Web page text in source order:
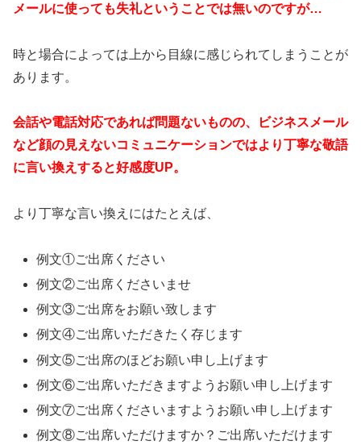
メールに使っても失礼ということでは無いのですが…
時と場合によっては上から目線に感じられてしまうことが
あります。
会話や電話対応であれば問題ないものの、ビジネスメール
など顔の見えないコミュニケーションではより丁寧な敬語
に言い換えすると好感度UP。
より丁寧な言い換えにはたとえば、
例文①ご出席ください
例文②ご出席くださいませ
例文③ご出席をお願い致します
例文④ご出席いただきたく存じます
例文⑤ご出席のほどお願い申し上げます
例文⑥ご出席いただきますようお願い申し上げます
例文⑦ご出席くださいますようお願い申し上げます
例文⑧ご出席いただけますか？ご出席いただけます